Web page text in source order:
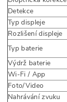
Detekce
Typ displeje
Rozlišení displeje
Typ baterie
Výdrž baterie
Wi-Fi / App
Foto/Video
Nahrávání zvuku